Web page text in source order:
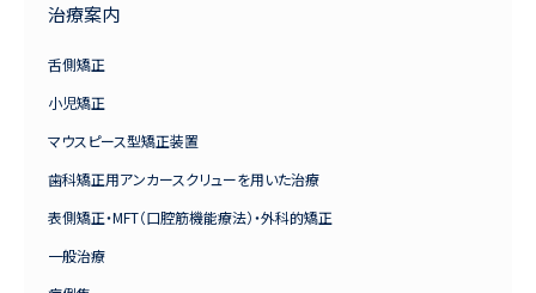
治療案内
舌側矯正
小児矯正
マウスピース型矯正装置
歯科矯正用アンカースクリューを用いた治療
表側矯正・MFT（口腔筋機能療法）・外科的矯正
一般治療